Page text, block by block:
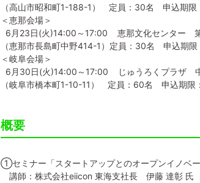
（高山市昭和町1-188-1） 定員：30名 申込期限
＜恵那会場＞
6月23日(火)14:00～17:00 恵那文化センター
（恵那市長島町中野414-1）定員：30名 申込期
＜岐阜会場＞
6月30日(火)14:00～17:00 じゅうろくプラザ
（岐阜市橋本町1-10-11） 定員：60名 申込期限
概要
①セミナー「スタートアップとのオープンイノベー
講師：株式会社eiicon 東海支社長 伊藤 達彰 氏